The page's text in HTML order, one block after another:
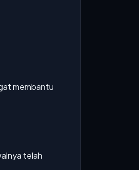
membantu
telah